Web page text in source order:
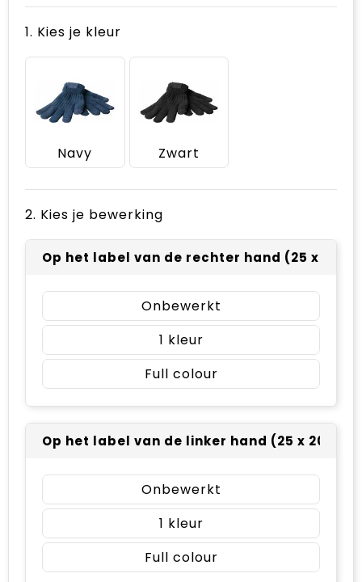
1. Kies je kleur
Navy Zwart
2. Kies je bewerking
Op het label van de rechter hand (25 x 20
Onbewerkt
1
Full colour
Op het label van de linker hand (25 x 20
Onbewerkt
1
Full colour